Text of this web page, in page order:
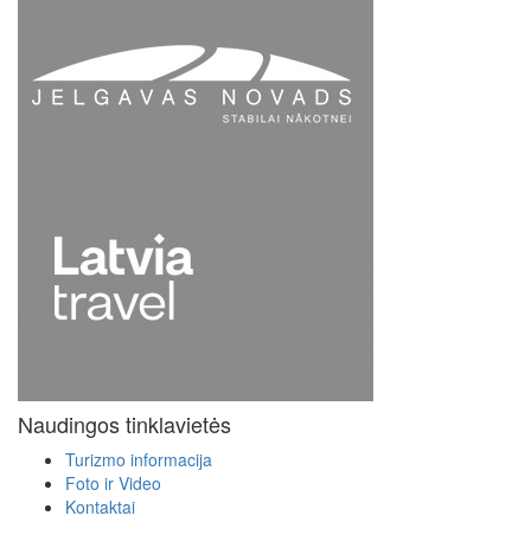
Naudingos tinklavietės
Turizmo informacija
Foto ir Video
Kontaktai